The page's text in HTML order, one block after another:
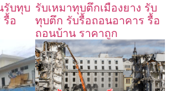
รับทุบ
รื้อ
รับเหมาทุบตึกเมืองยาง รับ
ทุบตึก รับรื้อถอนอาคาร รื้อ
ถอนบ้าน ราคาถูก